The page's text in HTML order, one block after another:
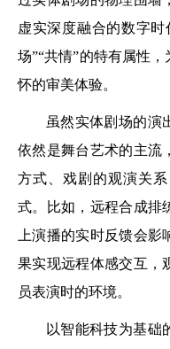
虚实深度融合的数字
场”“共情”的特有属性
怀的审美体验。
虽然实体剧场的演
依然是舞台艺术的主流
方式、戏剧的观演关
式。比如，远程合成排
上演播的实时反馈会
果实现远程体感交互，
员表演时的环境。
以智能科技为基础